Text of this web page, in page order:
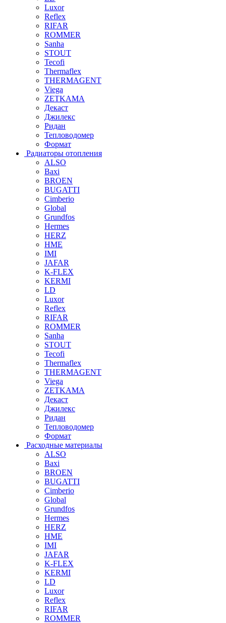
Luxor
Reflex
RIFAR
ROMMER
Sanha
STOUT
Tecofi
Thermaflex
THERMAGENT
Viega
ZETKAMA
Декаст
Джилекс
Ридан
Тепловодомер
Формат
Радиаторы отопления
ALSO
Baxi
BROEN
BUGATTI
Cimberio
Global
Grundfos
Hermes
HERZ
HME
IMI
JAFAR
K-FLEX
KERMI
LD
Luxor
Reflex
RIFAR
ROMMER
Sanha
STOUT
Tecofi
Thermaflex
THERMAGENT
Viega
ZETKAMA
Декаст
Джилекс
Ридан
Тепловодомер
Формат
Расходные материалы
ALSO
Baxi
BROEN
BUGATTI
Cimberio
Global
Grundfos
Hermes
HERZ
HME
IMI
JAFAR
K-FLEX
KERMI
LD
Luxor
Reflex
RIFAR
ROMMER